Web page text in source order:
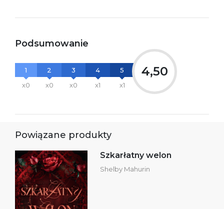
Podsumowanie
1
x0
2
x0
3
x0
4
x1
5
x1
4,50
Powiązane produkty
Szkarłatny welon
Shelby Mahurin